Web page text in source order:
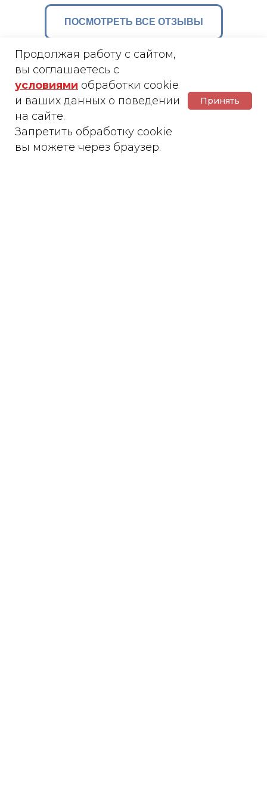
ПОСМОТРЕТЬ ВСЕ ОТЗЫВЫ
Ответы на вопросы
Создано в
© 2025 "Центр детских событий"
ИП Карпушин Сергей Игоревич
ИНН 772707335993, ОГРНИП
325774600011966
karpushin@bk.ru
+7 (916) 204-70-87
Продолжая работу с сайтом,
вы соглашаетесь с
условиями обработки cookie
и ваших данных о поведении
на сайте.
Запретить обработку cookie
вы можете через браузер.
Принять